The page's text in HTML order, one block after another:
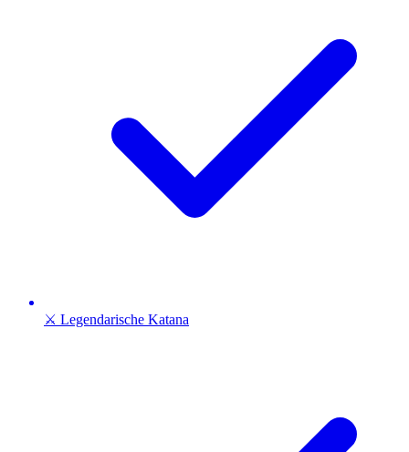
⚔️ Legendarische Katana